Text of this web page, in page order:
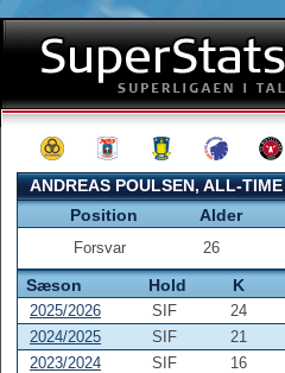
ANDREAS POULSEN, ALL-TIME
Position
Alder
Forsvar 26
Sæson Hold K
2025/2026 SIF 24
2024/2025
SIF 21
2023/2024
SIF 16